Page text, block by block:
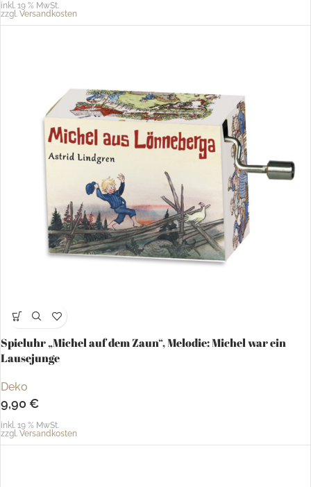
inkl. 19 % MwSt.
zzgl. Versandkosten
Spieluhr „Michel auf dem Zaun“, Melodie: Michel war ein
Lausejunge
Deko
9,90 €
inkl. 19 % MwSt.
zzgl. Versandkosten